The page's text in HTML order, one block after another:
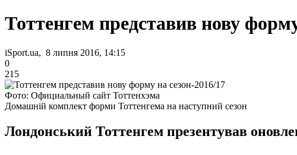
Тоттенгем представив нову
iSport.ua, 8 липня 2016, 14:15
0
215
Фото: Официальный сайт Тоттенхэма
Домашній комплект форми Тоттенгема на наступний сезон
Лондонський Тоттенгем презентував